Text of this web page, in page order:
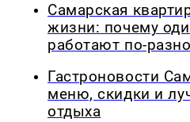
Самарская
жизни: почему
работают по-
Гастроновости
меню, скидки и
отдыха